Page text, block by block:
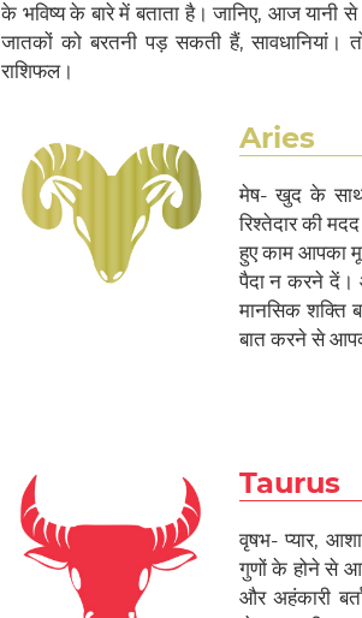
के भविष्य के बारे में बताता है। जानिए, आज यानी
जातकों को बरतनी पड़ सकती हैं,
राशिफल।
Aries
मेष- खुद के साथ
रिश्तेदार की
हुए काम आपका
पैदा न करने दें।
मानसिक शक्ति
बात करने से
Taurus
वृषभ- प्यार,
गुणों के होने से
और अहंकारी